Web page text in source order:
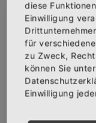
BESCHREIBUNG
Abonniere
Bekomme die
Produkte und
deine nächste
diese
Einwilligung
für
zu Zweck,
können Sie
Einwilligung